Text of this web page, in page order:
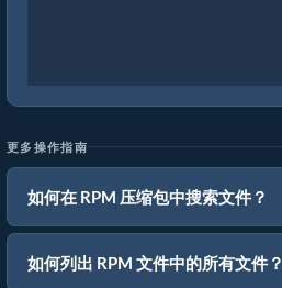
更多操作指南
如何在 RPM 压缩包中搜索文件？
如何列出 RPM 文件中的所有文件？